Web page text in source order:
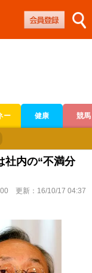
ー 健康 競馬
社内の“不満分
更新： 16/10/17 04:37